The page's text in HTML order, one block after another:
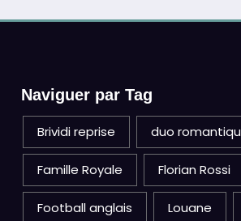
Naviguer par Tag
Brividi reprise duo
Famille Royale Florian Rossi
Football anglais Louane